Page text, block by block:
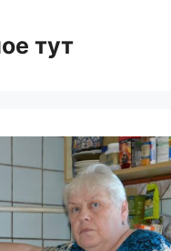
тут